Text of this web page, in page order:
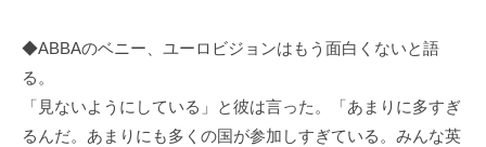
◆ABBAのベニー、ユーロビジョンはもう面白くないと語
る。
「見ないようにしている」と彼は言った。「あまりに多すぎ
るんだ。あまりにも多くの国が参加しすぎている。みんな英